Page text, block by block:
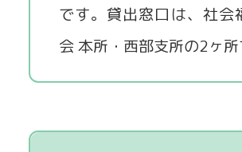
です。貸出窓口は、社会
会 本所・西部支所の2ヶ所